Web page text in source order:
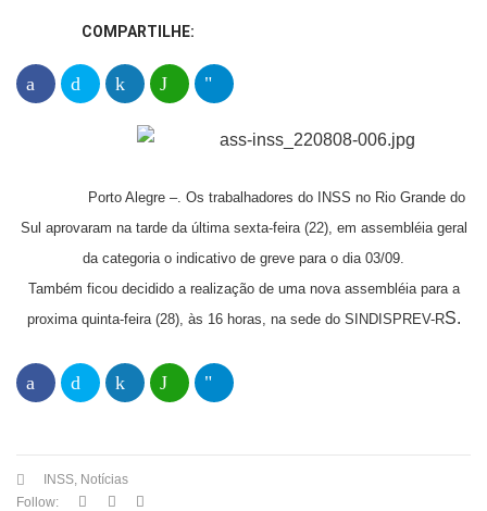
COMPARTILHE:
Porto Alegre –. Os trabalhadores do INSS no Rio Grande do
Sul aprovaram na tarde da última sexta-feira (22), em assembléia geral
da categoria o indicativo de greve para o dia 03/09.
Também ficou decidido a realização de uma nova assembléia para a
proxima quinta-feira (28), às 16 horas, na sede do SINDISPREV-RS.
INSS Notícias
Follow: